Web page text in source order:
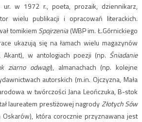
w 1972 r., poeta, prozaik, dziennikarz,
wielu publikacji i opracowań literackich.
tomikiem Spojrzenia(WBP im. Ł.Górnickiego
ukazują się na łamach wielu magazynów
Akant), w antologiach poezji (np. Śniadanie
ziarno odwagi), almanachach (np. kolejne
autorskich (m.in. Ojczyzna, Mała
w twórczości Jana Leończuka, B-stok
laureatem prestiżowej nagrodyZłotych Sów
która corocznie przyznawana jest